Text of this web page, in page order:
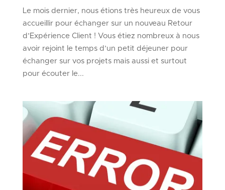
Le mois dernier, nous étions très heureux de vous
accueillir pour échanger sur un nouveau Retour
d’Expérience Client ! Vous étiez nombreux à nous
avoir rejoint le temps d’un petit déjeuner pour
échanger sur vos projets mais aussi et surtout
pour écouter le...